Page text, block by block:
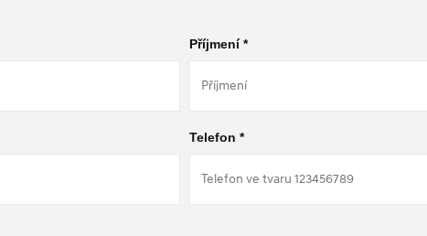
Příjmení *
Telefon *